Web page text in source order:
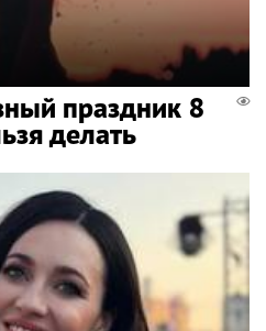
праздник 8
делать